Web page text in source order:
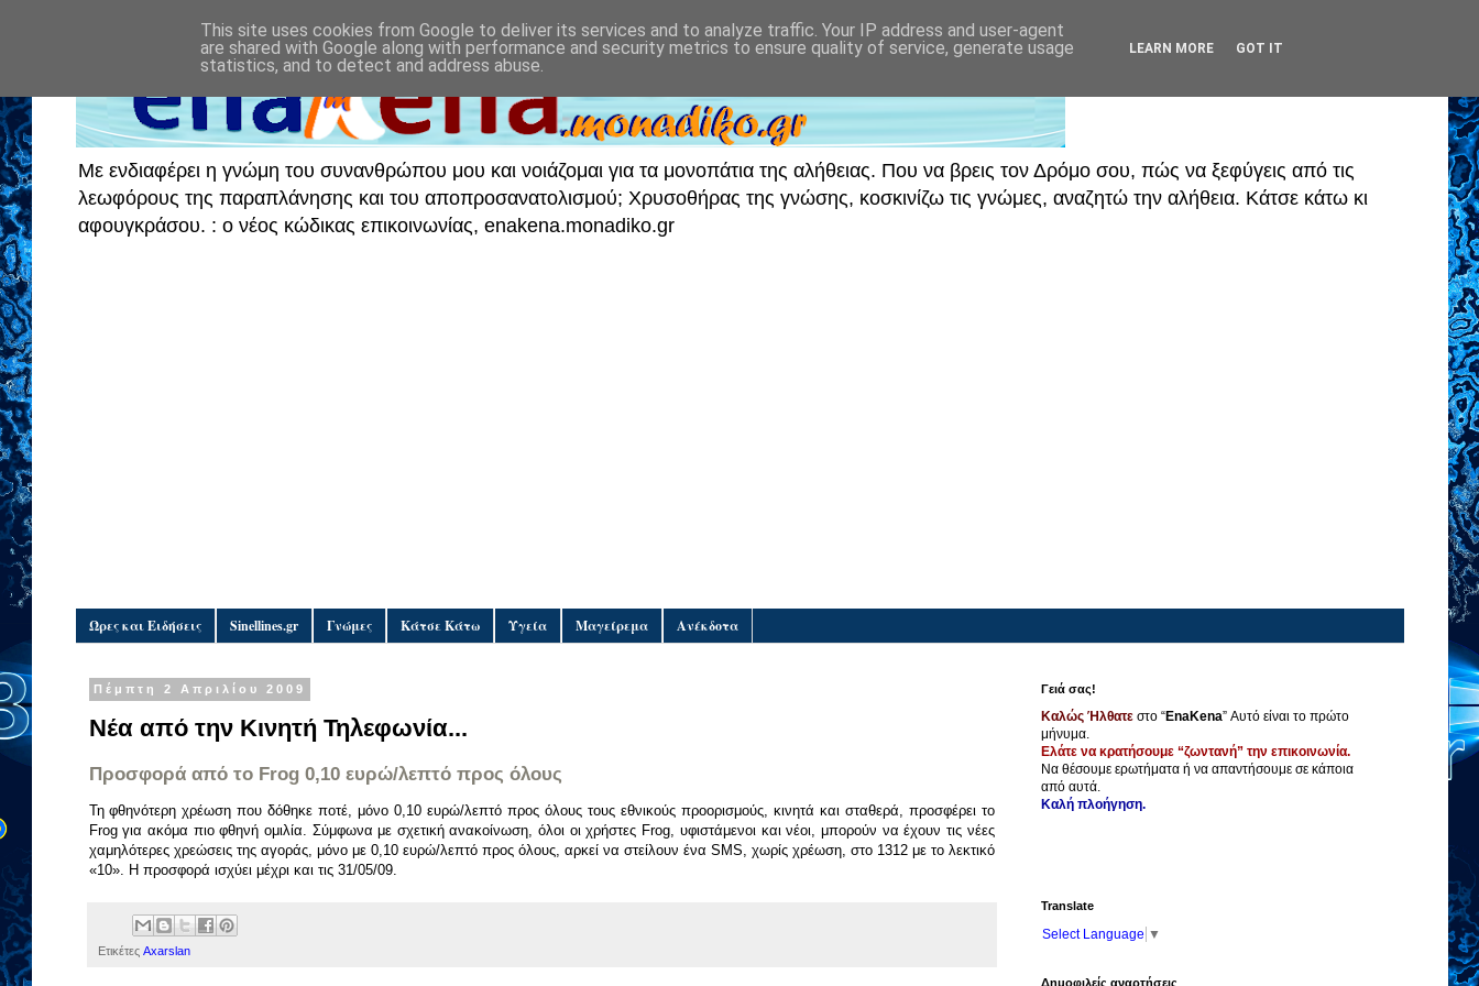
Με ενδιαφέρει η γνώμη του συνανθρώπου μου και νοιάζομαι για τα μονοπάτια της αλήθειας. Που να βρεις τον Δρόμο σου, πώς να ξεφύγεις από τις
λεωφόρους της παραπλάνησης και του αποπροσανατολισμού; Χρυσοθήρας της γνώσης, κοσκινίζω τις γνώμες, αναζητώ την αλήθεια. Κάτσε κάτω κι
αφουγκράσου. : ο νέος κώδικας επικοινωνίας, enakena.monadiko.gr
Ώρες και Ειδήσεις Sinellines.gr Γνώμες Κάτσε Κάτω Υγεία Μαγείρεμα Ανέκδοτα
Πέμπτη 2 Απριλίου 2009
Νέα από την Κινητή Τηλεφωνία...
Προσφορά από το Frog 0,10 ευρώ/λεπτό προς όλους
Τη φθηνότερη χρέωση που δόθηκε ποτέ, μόνο 0,10 ευρώ/λεπτό προς όλους τους εθνικούς προορισμούς, κινητά και σταθερά, προσφέρει το
Frog για ακόμα πιο φθηνή ομιλία. Σύμφωνα με σχετική ανακοίνωση, όλοι οι χρήστες Frog, υφιστάμενοι και νέοι, μπορούν να έχουν τις νέες
χαμηλότερες χρεώσεις της αγοράς, μόνο με 0,10 ευρώ/λεπτό προς όλους, αρκεί να στείλουν ένα SMS, χωρίς χρέωση, στο 1312 με το λεκτικό
«10». Η προσφορά ισχύει μέχρι και τις 31/05/09.
Ετικέτες Axarslan
Γειά σας!
Καλώς Ήλθατεστο “EnaKena” Αυτό είναι το πρώτο
μήνυμα.
Ελάτε να κρατήσουμε “ζωντανή” την επικοινωνία.
Να θέσουμε ερωτήματα ή να απαντήσουμε σε κάποια
από αυτά.
Καλή πλοήγηση.
Translate
Select Language ▼
Δημοφιλείς αναρτήσεις
This site uses cookies from Google to deliver its services and to analyze traffic. Your IP address and user-agent
are shared with Google along with performance and security metrics to ensure quality of service, generate usage
statistics, and to detect and address abuse.
LEARN MORE GOT IT